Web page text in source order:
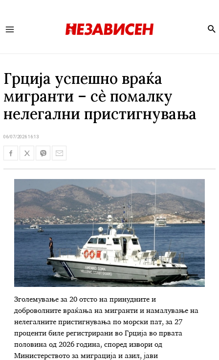
Грција успешно враќа
мигранти – сѐ помалку
нелегални пристигнувања
06/07/2026 16:13
Зголемување за 20 отсто на принудните и
доброволните враќања на мигранти и намалување на
нелегалните пристигнувања по морски пат, за 27
проценти биле регистрирани во Грција во првата
половина од 2026 година, според извори од
Министерството за миграција и азил, јави